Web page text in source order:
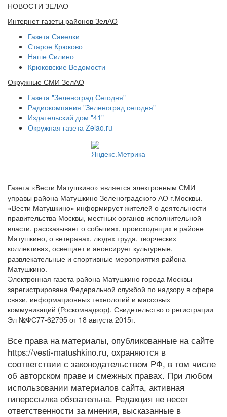
НОВОСТИ ЗЕЛАО
Интернет-газеты районов ЗелАО
Газета Савелки
Старое Крюково
Наше Силино
Крюковские Ведомости
Окружные СМИ ЗелАО
Газета "Зеленоград Сегодня"
Радиокомпания "Зеленоград сегодня"
Издательский дом "41"
Окружная газета Zelao.ru
Газета «Вести Матушкино» является электронным СМИ
управы района Матушкино Зеленоградского АО г.Москвы.
«Вести Матушкино» информирует жителей о деятельности
правительства Москвы, местных органов исполнительной
власти, рассказывает о событиях, происходящих в районе
Матушкино, о ветеранах, людях труда, творческих
коллективах, освещает и анонсирует культурные,
развлекательные и спортивные мероприятия района
Матушкино.
Электронная газета района Матушкино города Москвы
зарегистрирована Федеральной службой по надзору в сфере
связи, информационных технологий и массовых
коммуникаций (Роскомнадзор). Свидетельство о регистрации
Эл №ФС77-62795 от 18 августа 2015г.
Все права на материалы, опубликованные на сайте
https://vesti-matushkino.ru, охраняются в
соответствии с законодательством РФ, в том числе
об авторском праве и смежных правах. При любом
использовании материалов сайта, активная
гиперссылка обязательна. Редакция не несет
ответственности за мнения, высказанные в